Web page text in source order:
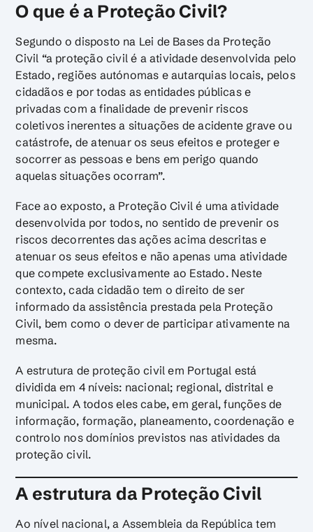
O que é a Proteção Civil?
Segundo o disposto na Lei de Bases da Proteção
Civil “a proteção civil é a atividade desenvolvida pelo
Estado, regiões autónomas e autarquias locais, pelos
cidadãos e por todas as entidades públicas e
privadas com a finalidade de prevenir riscos
coletivos inerentes a situações de acidente grave ou
catástrofe, de atenuar os seus efeitos e proteger e
socorrer as pessoas e bens em perigo quando
aquelas situações ocorram”.
Face ao exposto, a Proteção Civil é uma atividade
desenvolvida por todos, no sentido de prevenir os
riscos decorrentes das ações acima descritas e
atenuar os seus efeitos e não apenas uma atividade
que compete exclusivamente ao Estado. Neste
contexto, cada cidadão tem o direito de ser
informado da assistência prestada pela Proteção
Civil, bem como o dever de participar ativamente na
mesma.
A estrutura de proteção civil em Portugal está
dividida em 4 níveis: nacional; regional, distrital e
municipal. A todos eles cabe, em geral, funções de
informação, formação, planeamento, coordenação e
controlo nos domínios previstos nas atividades da
proteção civil.
A estrutura da Proteção Civil
Ao nível nacional, a Assembleia da República tem